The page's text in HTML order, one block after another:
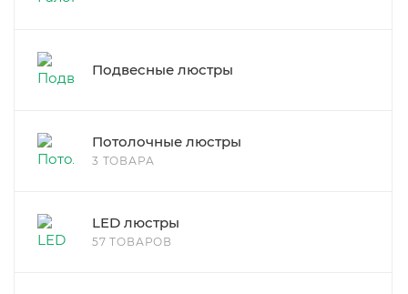
Подвесные люстры
Потолочные люстры
3 ТОВАРА
LED люстры
57 ТОВАРОВ